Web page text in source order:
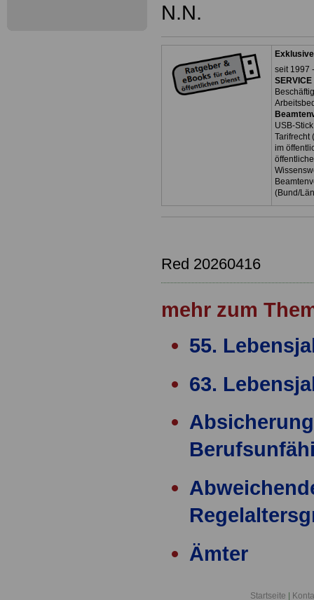
N.N.
seit 1997
USB-
Tarifrecht
im
(Bund/
Red 20260416
mehr zum
55.
63.
Ämter
Startseite